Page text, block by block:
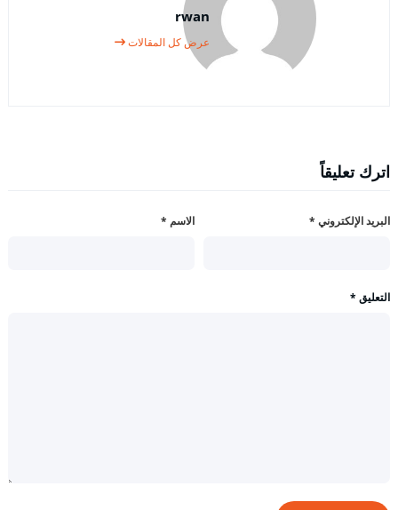
rwan
عرض كل المقالات
اترك تعليقاً
الاسم * البريد الإلكتروني *
التعليق *